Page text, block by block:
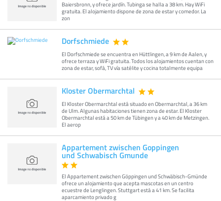
Baiersbronn, y ofrece jardín. Tubinga se halla a 38 km. Hay WiFi
gratuita. El alojamiento dispone de zona de estar y comedor. La
zon
Dorfschmiede
El Dorfschmiede se encuentra en Hüttlingen, a 9 km de Aalen, y
ofrece terraza y WiFi gratuita. Todos los alojamientos cuentan con
zona de estar, sofá, TV vía satélite y cocina totalmente equipa
Kloster Obermarchtal
El Kloster Obermarchtal está situado en Obermarchtal, a 36 km
de Ulm. Algunas habitaciones tienen zona de estar. El Kloster
Obermarchtal está a 50 km de Tübingen y a 40 km de Metzingen.
El aerop
Appartement zwischen Goppingen
und Schwabisch Gmunde
El Appartement zwischen Göppingen und Schwäbisch-Gmünde
ofrece un alojamiento que acepta mascotas en un centro
ecuestre de Lenglingen. Stuttgart está a 41 km. Se facilita
aparcamiento privado g